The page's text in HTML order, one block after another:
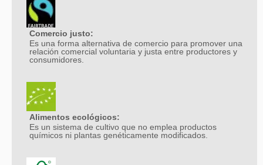
Comercio justo:
Es una forma alternativa de comercio para promover una
relación comercial voluntaria y justa entre productores y
consumidores.
Alimentos ecológicos:
Es un sistema de cultivo que no emplea productos
químicos ni plantas genéticamente modificados.